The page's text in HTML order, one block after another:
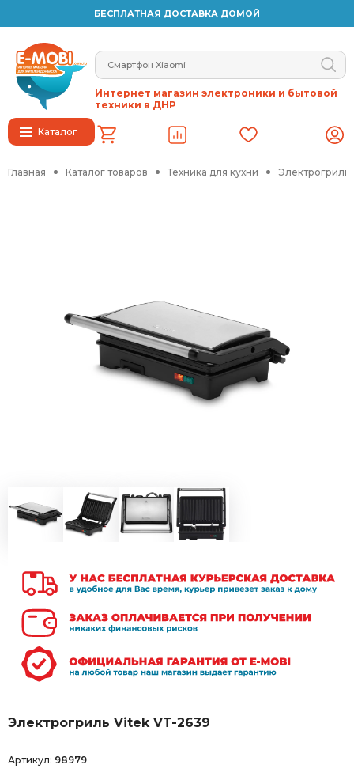
БЕСПЛАТНАЯ ДОСТАВКА ДОМОЙ
Каталог
Интернет магазин электроники и бытовой
техники в ДНР
Главная Каталог товаров Техника для кухни Электрогрили
Электрогриль Vitek VT-2639
Артикул: 98979